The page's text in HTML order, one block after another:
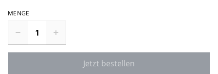
MENGE
Jetzt bestellen